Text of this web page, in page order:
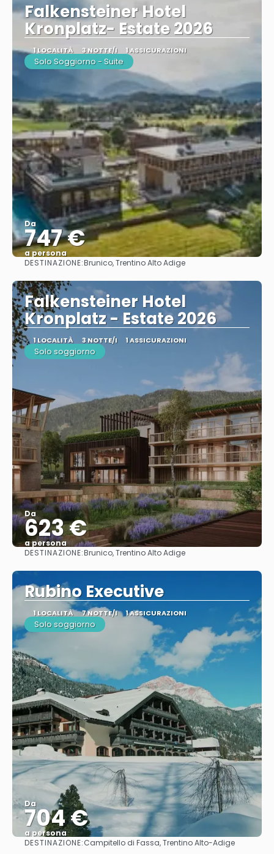
Falkensteiner Hotel
Kronplatz- Estate 2026
1 LOCALITÀ 3 NOTTE/I 1 ASSICURAZIONI
Solo Soggiorno - Suite
Da
747 €
a persona
Vedere
DESTINAZIONE:Brunico, Trentino Alto Adige
Falkensteiner Hotel
Kronplatz - Estate 2026
1 LOCALITÀ 3 NOTTE/I 1 ASSICURAZIONI
Solo soggiorno
Da
623 €
a persona
Vedere
DESTINAZIONE:Brunico, Trentino Alto Adige
Rubino Executive
1 LOCALITÀ 7 NOTTE/I 1 ASSICURAZIONI
Solo soggiorno
Da
704 €
a persona
Vedere
DESTINAZIONE:Campitello di Fassa, Trentino Alto-Adige